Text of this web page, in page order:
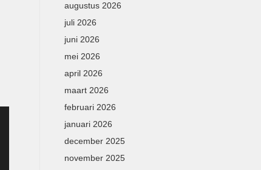
augustus 2026
juli 2026
juni 2026
mei 2026
april 2026
maart 2026
februari 2026
januari 2026
december 2025
november 2025